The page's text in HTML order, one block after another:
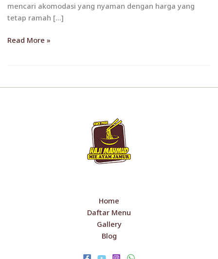
mencari akomodasi yang nyaman dengan harga yang
tetap ramah […]
Read More »
Home
Daftar Menu
Gallery
Blog